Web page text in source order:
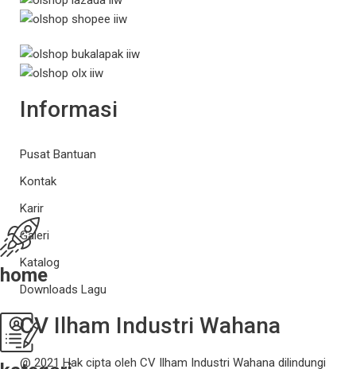
CV Ilham Industri Wahana
@ 2021 Hak cipta oleh CV Ilham Industri Wahana dilindungi
Informasi
Pusat Bantuan
Kontak
Karir
Galeri
Katalog
Downloads Lagu
home